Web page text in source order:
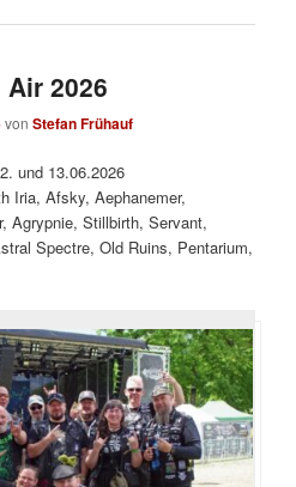
2026
vonStefan Frühauf
und 13.06.2026
Iria, Afsky, Aephanemer,
Agrypnie, Stillbirth, Servant,
Spectre, Old Ruins, Pentarium,